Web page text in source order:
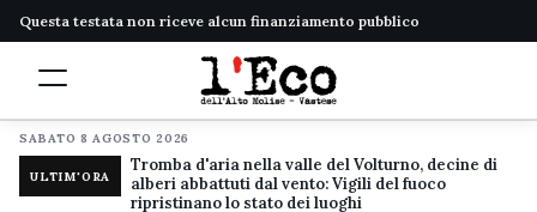
Questa testata non riceve alcun finanziamento pubblico
SABATO 8 AGOSTO 2026
ULTIM'ORA
Tromba d'aria nella valle del Volturno, decine di
alberi abbattuti dal vento: Vigili del fuoco
ripristinano lo stato dei luoghi